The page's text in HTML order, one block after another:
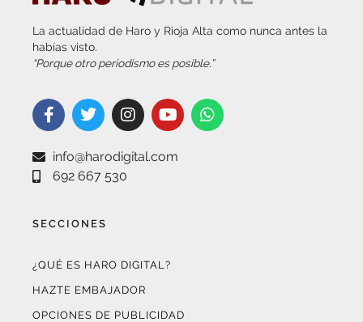
La actualidad de Haro y Rioja Alta como nunca antes la
habías visto.
“Porque otro periodismo es posible.”
info@harodigital.com
692 667 530
SECCIONES
¿QUÉ ES HARO DIGITAL?
HAZTE EMBAJADOR
OPCIONES DE PUBLICIDAD